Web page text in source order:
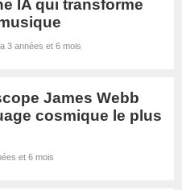
IA qui transforme
3 années et 6 mois
James Webb
cosmique le plus
et 6 mois